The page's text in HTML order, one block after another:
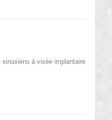
sinusiens à visée implantaire